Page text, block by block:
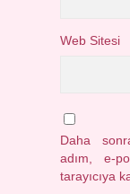
Web Sitesi
Daha
adım, e-
tarayıcıya